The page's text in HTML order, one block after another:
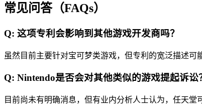
常见问答（FAQs）
Q: 这项专利会影响到其他游戏开发商吗？
虽然目前主要针对宝可梦类游戏，但专利的宽泛描述可
Q: Nintendo是否会对其他类似的游戏提起诉讼
目前尚未有明确消息，但有业内分析人士认为，任天